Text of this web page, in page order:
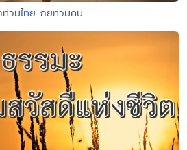
ท่วมไทย ภัยท่วมคน